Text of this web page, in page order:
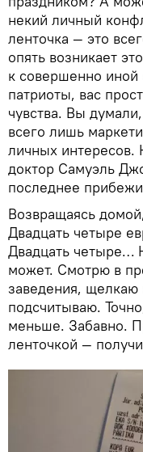
некий личный
ленточка — это
опять возникает
к совершенно
патриоты, вас
чувства. Вы
всего лишь
личных интересов.
доктор Самуэль
последнее
Возвращаясь
Двадцать четыре
Двадцать четыре…
может. Смотрю в
заведения, щелкаю
подсчитываю.
меньше. Забавно.
ленточкой —